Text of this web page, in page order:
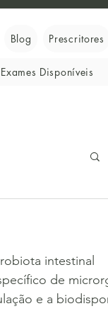
Blog Prescritores
Exames Disponíveis
intestinal
de
e a